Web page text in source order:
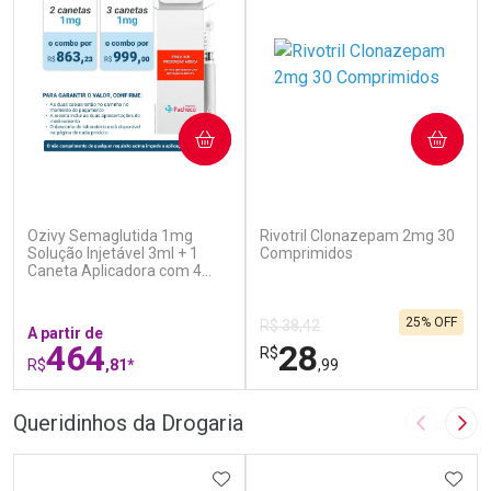
Ozivy Semaglutida 1mg
Solução Injetável 3ml + 1
Caneta Aplicadora com 4
A partir de
R$464,81*
COMPRAR
Rivotril Clonazepam 2mg 30
Comprimidos
R$ 38,42
R$28,99
25% OFF
COMPRAR
Queridinhos da Drogaria Imagem
ADICIONAR AOS FAVORITOS